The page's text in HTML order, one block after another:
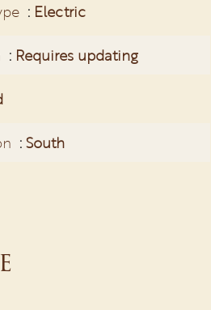
Electric
Requires updating
South